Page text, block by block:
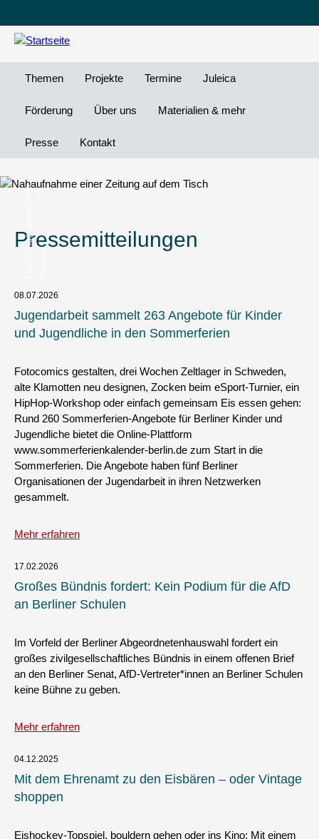
Inhalt
Preheader
Themen Projekte Termine Juleica
Förderung Über uns Materialien & mehr
Presse Kontakt
c
n
g
e
r
d
e
s
i
g
n
f
r
o
m
P
i
x
a
b
a
Pressemitteilungen
08.07.2026
Jugendarbeit sammelt 263 Angebote für Kinder
und Jugendliche in den Sommerferien
Fotocomics gestalten, drei Wochen Zeltlager in Schweden,
alte Klamotten neu designen, Zocken beim eSport-Turnier, ein
HipHop-Workshop oder einfach gemeinsam Eis essen gehen:
Rund 260 Sommerferien-Angebote für Berliner Kinder und
Jugendliche bietet die Online-Plattform
www.sommerferienkalender-berlin.de zum Start in die
Sommerferien. Die Angebote haben fünf Berliner
Organisationen der Jugendarbeit in ihren Netzwerken
gesammelt.
Mehr erfahren
17.02.2026
Großes Bündnis fordert: Kein Podium für die AfD
an Berliner Schulen
Im Vorfeld der Berliner Abgeordnetenhauswahl fordert ein
großes zivilgesellschaftliches Bündnis in einem offenen Brief
an den Berliner Senat, AfD-Vertreter*innen an Berliner Schulen
keine Bühne zu geben.
Mehr erfahren
04.12.2025
Mit dem Ehrenamt zu den Eisbären – oder Vintage
shoppen
Eishockey-Topspiel, bouldern gehen oder ins Kino: Mit einem